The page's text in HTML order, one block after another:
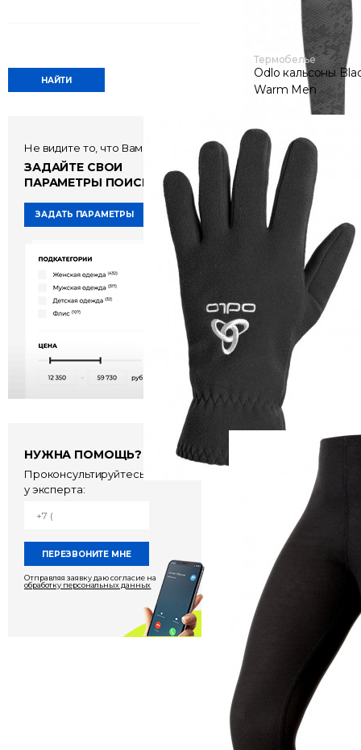
Не видите то, что Вам нужно?
ЗАДАЙТЕ СВОИ
ПАРАМЕТРЫ ПОИСКА!
ЗАДАТЬ ПАРАМЕТРЫ
НУЖНА ПОМОЩЬ?
Проконсультируйтесь
у эксперта:
Отправляя заявку даю согласие на
обработку персональных данных
Термобелье
Odlo кальсоны
Warm Men
6 600 руб
Odlo Microfleece
1 750 руб